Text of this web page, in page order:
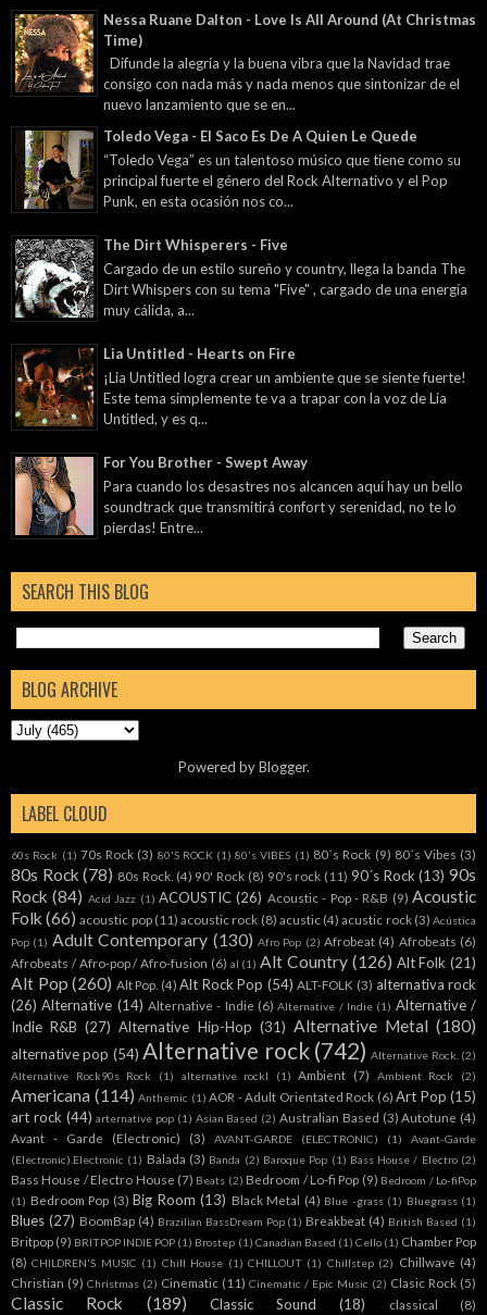
Nessa Ruane Dalton - Love Is All Around (At Christmas
Time)
Difunde la alegría y la buena vibra que la Navidad trae
consigo con nada más y nada menos que sintonizar de el
nuevo lanzamiento que se en...
Toledo Vega - El Saco Es De A Quien Le Quede
“Toledo Vega” es un talentoso músico que tiene como su
principal fuerte el género del Rock Alternativo y el Pop
Punk, en esta ocasión nos co...
The Dirt Whisperers - Five
Cargado de un estilo sureño y country, llega la banda The
Dirt Whispers con su tema "Five" , cargado de una energía
muy cálida, a...
Lia Untitled - Hearts on Fire
¡Lia Untitled logra crear un ambiente que se siente fuerte!
Este tema simplemente te va a trapar con la voz de Lia
Untitled, y es q...
For You Brother - Swept Away
Para cuando los desastres nos alcancen aquí hay un bello
soundtrack que transmitirá confort y serenidad, no te lo
pierdas! Entre...
SEARCH THIS BLOG
BLOG ARCHIVE
Powered byBlogger.
LABEL CLOUD
60s Rock (1) 70s Rock (3) 80'S ROCK (1) 80's VIBES (1) 80´s Rock (9) 80´s Vibes (3)
80s Rock (78) 80s Rock. (4) 90' Rock (8) 90's rock (11) 90´s Rock (13) 90s
Rock (84) Acid Jazz (1) ACOUSTIC (26) Acoustic - Pop - R&B (9) Acoustic
Folk (66) acoustic pop (11) acoustic rock (8) acustic (4) acustic rock (3) Acústica
Pop (1) Adult Contemporary (130) Afro Pop (2) Afrobeat (4) Afrobeats (6)
Afrobeats / Afro-pop / Afro-fusion (6) al (1) Alt Country (126) Alt Folk (21)
Alt Pop (260) Alt Pop. (4) Alt Rock Pop (54) ALT-FOLK (3) alternativa rock
(26) Alternative (14) Alternative - Indie (6) Alternative / Indie (1) Alternative /
Indie R&B (27) Alternative Hip-Hop (31) Alternative Metal (180)
alternative pop (54) Alternative rock (742) Alternative Rock. (2)
Alternative Rock90s Rock
(1) alternative rockl (1) Ambient (7) Ambient Rock (2)
Americana (114) Anthemic (1) AOR - Adult Orientated Rock (6) Art Pop (15)
art rock (44) arternative pop (1) Asian Based (2) Australian Based (3) Autotune (4)
Avant - Garde (Electronic)
(3) AVANT-GARDE (ELECTRONIC) (1)
Avant-Garde
(Electronic).Electronic (1) Balada (3) Banda (2) Baroque Pop (1) Bass House / Electro (2)
Bass House / Electro House (7) Beats (2) Bedroom / Lo-fi Pop (9) Bedroom / Lo-fiPop
(1) Bedroom Pop (3) Big Room (13) Black Metal (4) Blue -grass (1) Bluegrass (1)
Blues (27) BoomBap (4) Brazilian BassDream Pop (1) Breakbeat (4) British Based (1)
Britpop (9) BRITPOP INDIE POP (1) Brostep (1) Canadian Based (1) Cello (1) Chamber Pop
(8) CHILDREN'S MUSIC (1) Chill House (1) CHILLOUT (1) Chillstep (2) Chillwave (4)
Christian (9) Christmas (2) Cinematic (11) Cinematic / Epic Music (2) Clasic Rock (5)
Classic Rock (189) Classic Sound (18) classical (8)